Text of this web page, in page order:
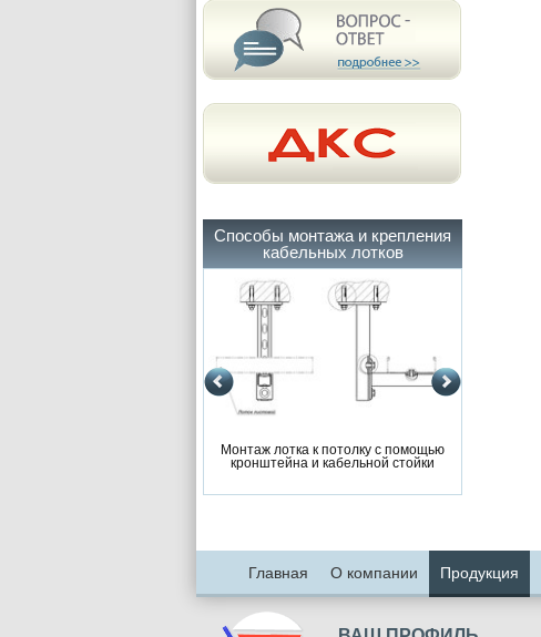
Способы монтажа и крепления
кабельных лотков
Монтаж лотка к потолку с помощью
кронштейна и кабельной стойки
Главная О компании Продукция